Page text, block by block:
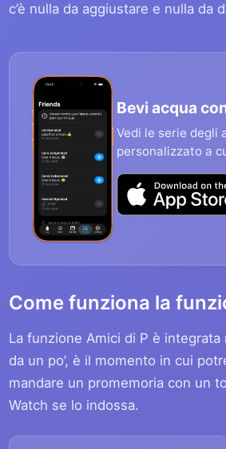
c’è nulla da aggiustare e nulla
Bevi acqua
Vedi le serie degli
personalizzato a
Come funziona la
La funzione Amici di P è
da un po’, è il momento in cui
mandare un promemoria con un
Watch se lo indossa.